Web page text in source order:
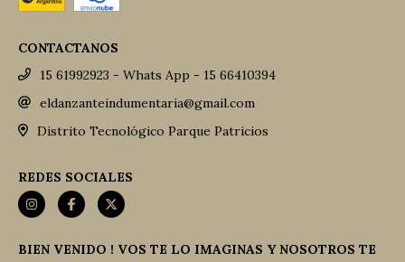
CONTACTANOS
15 61992923 - Whats App - 15 66410394
eldanzanteindumentaria@gmail.com
Distrito Tecnológico Parque Patricios
REDES SOCIALES
BIEN VENIDO ! VOS TE LO IMAGINAS Y NOSOTROS TE